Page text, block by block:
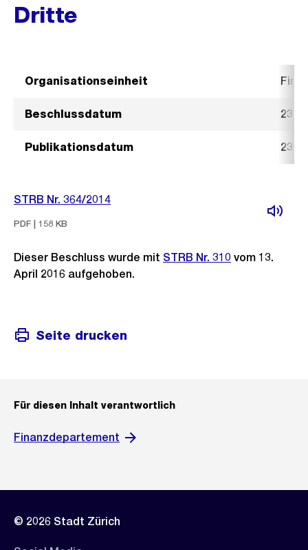
Dritte
Organisationseinheit
Beschlussdatum 23.
Publikationsdatum 23.
STRB Nr. 364/2014
PDF | 158 KB
Dieser Beschluss wurde mit STRB Nr. 310 vom 13.
April 2016 aufgehoben.
Seite drucken
Für diesen Inhalt verantwortlich
Finanzdepartement
© 2026 Stadt Zürich